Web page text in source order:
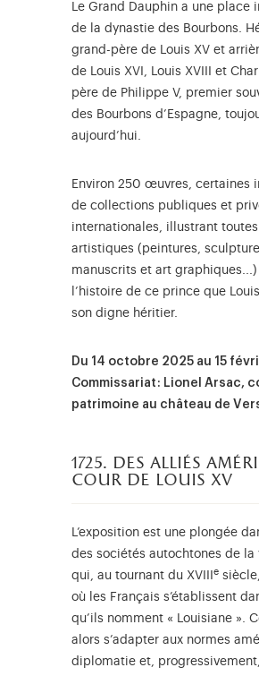
Le Grand Dauphin a une place
de la dynastie des Bourbons.
grand-père de Louis XV et
de Louis XVI, Louis XVIII et
père de Philippe V, premier
des Bourbons d’Espagne,
aujourd’hui.
Environ 250 œuvres, certaines
de collections publiques et
internationales, illustrant
artistiques (peintures,
manuscrits et art
l’histoire de ce prince que
son digne héritier.
Du 14 octobre 2025 au 15
Commissariat : Lionel Arsac,
patrimoine au château de
1725. des alliés
cour de louis xv
L’exposition est une plongée
des sociétés autochtones de
qui, au tournant du XVIII
e
où les Français s’établissent
qu’ils nomment « Louisiane ».
alors s’adapter aux normes
diplomatie et,